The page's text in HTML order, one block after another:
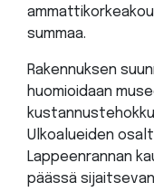
summaa.
Rakennuksen
huomioidaan
Ulkoalueiden
Lappeenrannan
päässä